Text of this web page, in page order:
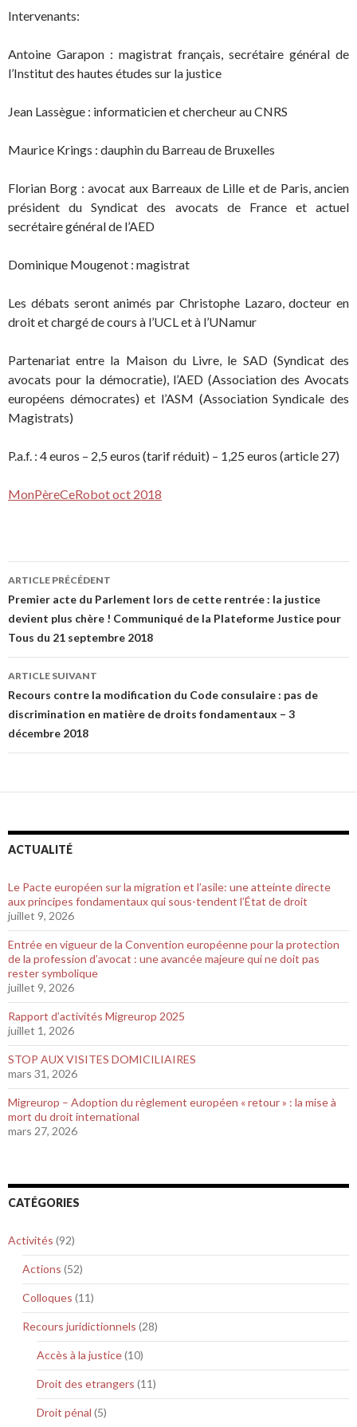
Intervenants:
Antoine Garapon : magistrat français, secrétaire général de
l’Institut des hautes études sur la justice
Jean Lassègue : informaticien et chercheur au CNRS
Maurice Krings : dauphin du Barreau de Bruxelles
Florian Borg : avocat aux Barreaux de Lille et de Paris, ancien
président du Syndicat des avocats de France et actuel
secrétaire général de l’AED
Dominique Mougenot : magistrat
Les débats seront animés par Christophe Lazaro, docteur en
droit et chargé de cours à l’UCL et à l’UNamur
Partenariat entre la Maison du Livre, le SAD (Syndicat des
avocats pour la démocratie), l’AED (Association des Avocats
européens démocrates) et l’ASM (Association Syndicale des
Magistrats)
P.a.f. : 4 euros – 2,5 euros (tarif réduit) – 1,25 euros (article 27)
MonPèreCeRobot oct 2018
Navigation de l’article
ARTICLE PRÉCÉDENT
Premier acte du Parlement lors de cette rentrée : la justice
devient plus chère ! Communiqué de la Plateforme Justice pour
Tous du 21 septembre 2018
ARTICLE SUIVANT
Recours contre la modification du Code consulaire : pas de
discrimination en matière de droits fondamentaux – 3
décembre 2018
ACTUALITÉ
Le Pacte européen sur la migration et l’asile: une atteinte directe
aux principes fondamentaux qui sous-tendent l’État de droit
juillet 9, 2026
Entrée en vigueur de la Convention européenne pour la protection
de la profession d’avocat : une avancée majeure qui ne doit pas
rester symbolique
juillet 9, 2026
Rapport d’activités Migreurop 2025
juillet 1, 2026
STOP AUX VISITES DOMICILIAIRES
mars 31, 2026
Migreurop – Adoption du règlement européen « retour » : la mise à
mort du droit international
mars 27, 2026
CATÉGORIES
Activités (92)
Actions (52)
Colloques (11)
Recours juridictionnels (28)
Accès à la justice(10)
Droit des etrangers (11)
Droit pénal (5)